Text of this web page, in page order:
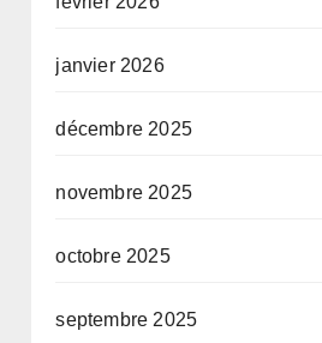
janvier 2026
décembre 2025
novembre 2025
octobre 2025
septembre 2025